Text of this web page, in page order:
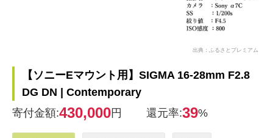
出典：ふるさとプレミアム
【ソニーEマウント用】SIGMA 16-28mm F2.8
DG DN | Contemporary
寄付金額:430,000円 還元率:39%